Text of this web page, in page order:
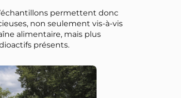
permettent donc
non seulement vis-à-vis
alimentaire, mais plus
présents.